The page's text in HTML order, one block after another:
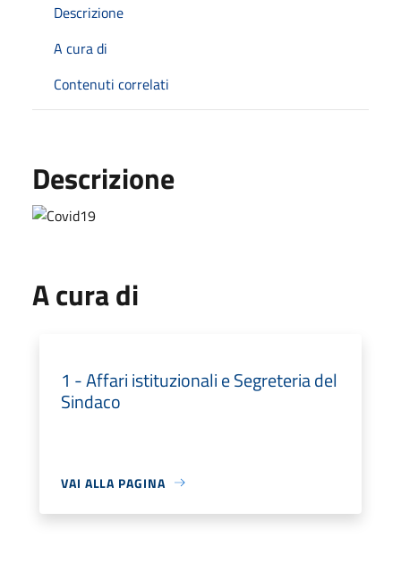
Descrizione
A cura di
Contenuti correlati
Descrizione
A cura di
1 - Affari istituzionali e Segreteria del
Sindaco
VAI ALLA PAGINA